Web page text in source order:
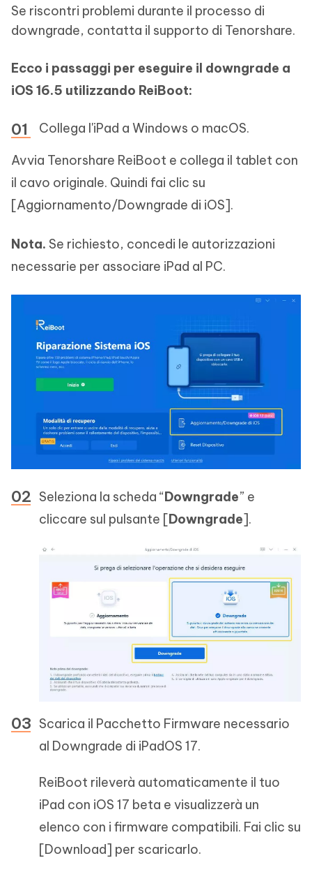
Se riscontri problemi durante il processo di
downgrade, contatta il supporto di Tenorshare.
Ecco i passaggi per eseguire il downgrade a
iOS 16.5 utilizzando ReiBoot:
Collega l'iPad a Windows o macOS.
Avvia Tenorshare ReiBoot e collega il tablet con
il cavo originale. Quindi fai clic su
[Aggiornamento/Downgrade di iOS].
Nota. Se richiesto, concedi le autorizzazioni
necessarie per associare iPad al PC.
Seleziona la scheda “Downgrade” e
cliccare sul pulsante [Downgrade].
Scarica il Pacchetto Firmware necessario
al Downgrade di iPadOS 17.
ReiBoot rileverà automaticamente il tuo
iPad con iOS 17 beta e visualizzerà un
elenco con i firmware compatibili. Fai clic su
[Download] per scaricarlo.